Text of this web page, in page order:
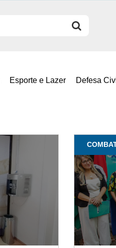
Esporte e Lazer Defesa